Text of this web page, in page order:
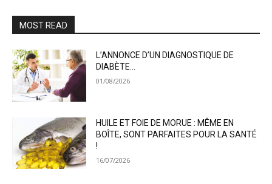
MOST READ
L’ANNONCE D’UN DIAGNOSTIQUE DE
DIABÈTE…
01/08/2026
HUILE ET FOIE DE MORUE : MÊME EN
BOÎTE, SONT PARFAITES POUR LA SANTÉ
!
16/07/2026